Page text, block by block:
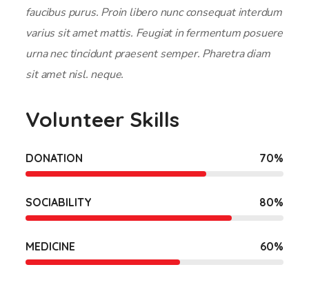
faucibus purus. Proin libero nunc consequat interdum
varius sit amet mattis. Feugiat in fermentum posuere
urna nec tincidunt praesent semper. Pharetra diam
sit amet nisl. neque.
Volunteer Skills
DONATION 70%
SOCIABILITY 80%
MEDICINE 60%